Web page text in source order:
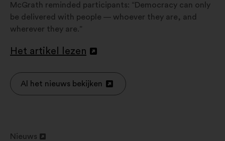
McGrath reminded participants: “Democracy can only
be delivered with people — whoever they are, and
wherever they are.”
Het artikel lezen
Openen
een
nieuw
Al het nieuws bekijken
Openen
Nieuws